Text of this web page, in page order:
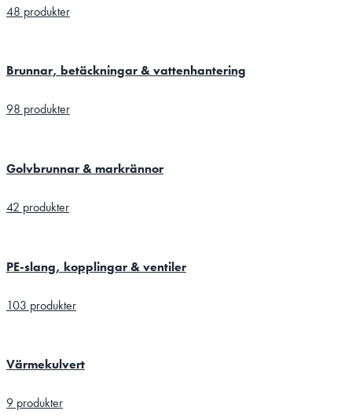
48 produkter
Brunnar, betäckningar & vattenhantering
98 produkter
Golvbrunnar & markrännor
42 produkter
PE-slang, kopplingar & ventiler
103 produkter
Värmekulvert
9 produkter